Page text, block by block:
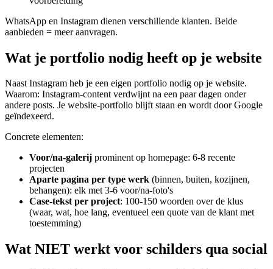
WhatsApp en Instagram dienen verschillende klanten. Beide
aanbieden = meer aanvragen.
Wat je portfolio nodig heeft op je website
Naast Instagram heb je een eigen portfolio nodig op je website.
Waarom: Instagram-content verdwijnt na een paar dagen onder
andere posts. Je website-portfolio blijft staan en wordt door Google
geïndexeerd.
Concrete elementen:
Voor/na-galerij prominent op homepage: 6-8 recente
projecten
Aparte pagina per type werk (binnen, buiten, kozijnen,
behangen): elk met 3-6 voor/na-foto's
Case-tekst per project: 100-150 woorden over de klus
(waar, wat, hoe lang, eventueel een quote van de klant met
toestemming)
Wat NIET werkt voor schilders qua social